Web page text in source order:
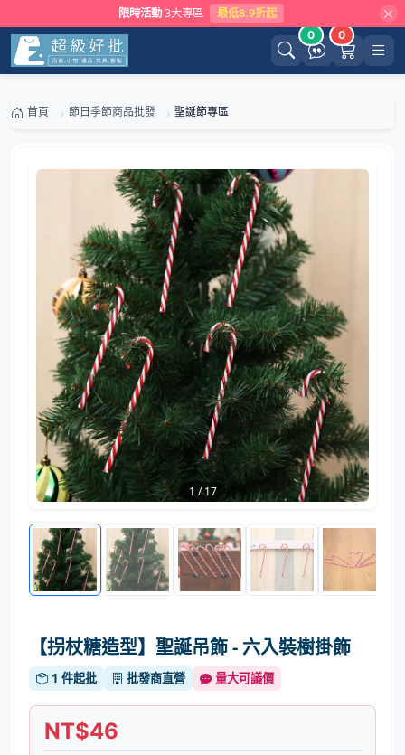
限時活動 3大專區 最低8.9折起
0 0
首頁 節日季節商品批發 聖誕節專區
1 /17
【拐杖糖造型】聖誕吊飾 - 六入裝樹掛飾
1 件起批 批發商直營 量大可議價
NT$46